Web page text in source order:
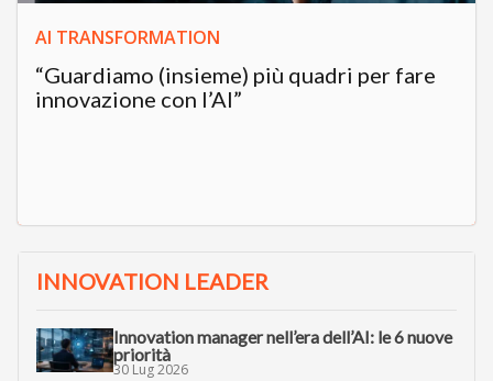
AI TRANSFORMATION
“Guardiamo (insieme) più quadri per fare
innovazione con l’AI”
INNOVATION LEADER
Innovation manager nell’era dell’AI: le 6 nuove
priorità
30 Lug 2026